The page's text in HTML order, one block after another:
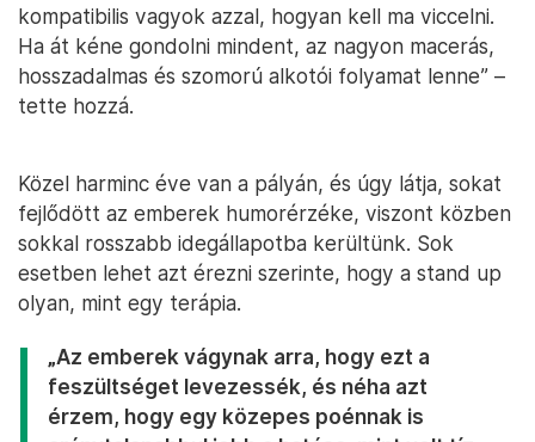
kompatibilis vagyok azzal, hogyan kell ma viccelni.
Ha át kéne gondolni mindent, az nagyon macerás,
hosszadalmas és szomorú alkotói folyamat lenne” –
tette hozzá.
Közel harminc éve van a pályán, és úgy látja, sokat
fejlődött az emberek humorérzéke, viszont közben
sokkal rosszabb idegállapotba kerültünk. Sok
esetben lehet azt érezni szerinte, hogy a stand up
olyan, mint egy terápia.
„Az emberek vágynak arra, hogy ezt a
feszültséget levezessék, és néha azt
érzem, hogy egy közepes poénnak is